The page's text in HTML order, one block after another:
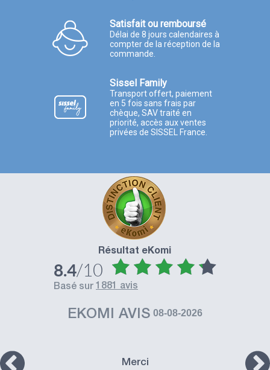
Satisfait ou remboursé
Délai de 8 jours calendaires à
compter de la réception de la
commande.
Sissel Family
Transport offert, paiement
en 5 fois sans frais par
chèque, SAV traité en
priorité, accès aux ventes
privées de SISSEL France.
Résultat eKomi
8.4/10
basé sur 1881 avis
EKOMI AVIS 08-08-2026
Merci